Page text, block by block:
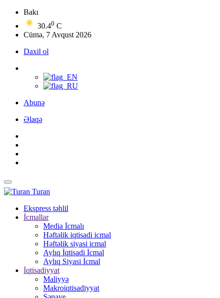
Bakı
30.40 C
Cümə, 7 Avqust 2026
Daxil ol
Abunə
Əlaqə
Turan
Ekspress təhlil
İcmallar
Media İcmalı
Həftəlik iqtisadi icmal
Həftəlik siyasi icmal
Aylıq İqtisadi İcmal
Aylıq Siyasi İcmal
İqtisadiyyat
Maliyyə
Makroiqtisadiyyat